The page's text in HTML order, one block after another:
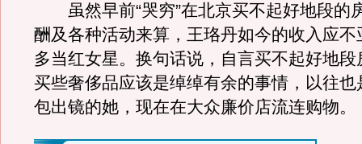
虽然早前“哭穷”在北京买不起好地段的
酬及各种活动来算，王珞丹如今的收入应不
多当红女星。换句话说，自言买不起好地段
买些奢侈品应该是绰绰有余的事情，以往也
包出镜的她，现在在大众廉价店流连购物。